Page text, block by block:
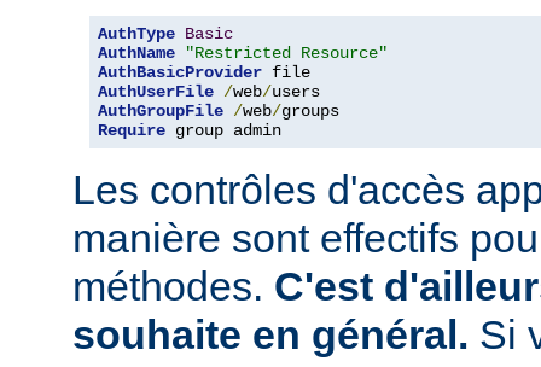
AuthType Basic
AuthName
"Restricted Resource"
AuthBasicProvider
AuthUserFile /web/
AuthGroupFile /web/
Require group admin
Les contrôles d'accès
manière sont effectifs
méthodes. C'est
souhaite en général. Si